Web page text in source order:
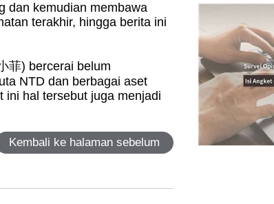
dan kemudian membawa
terakhir, hingga berita ini
菲) bercerai belum
NTD dan berbagai aset
ini hal tersebut juga menjadi
Kembali ke halaman sebelum